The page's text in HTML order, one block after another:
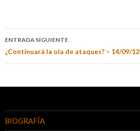
ENTRADA SIGUIENTE
¿Continuará la ola de ataques? – 14/09/12
BIOGRAFÍA